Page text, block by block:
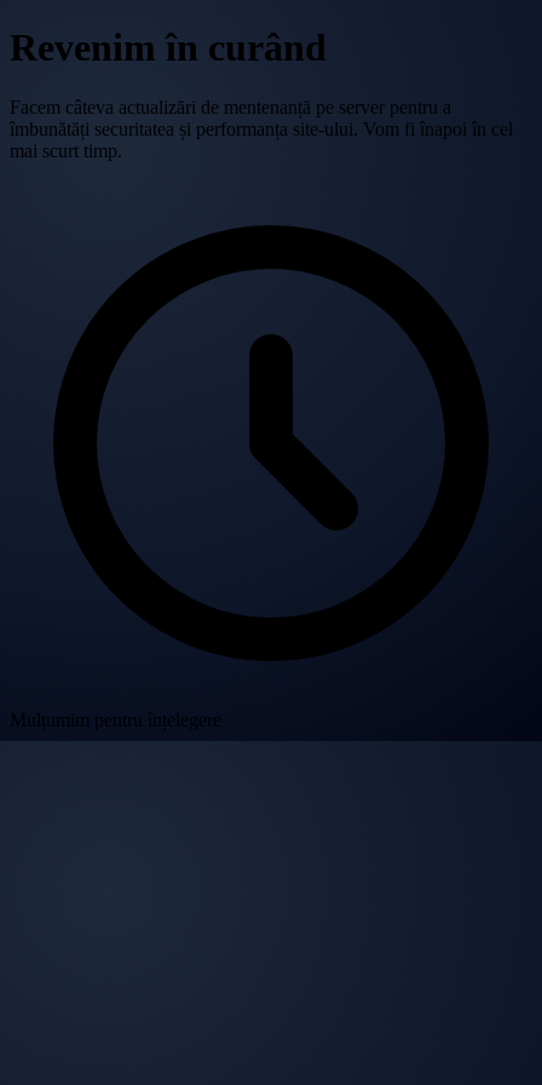
Revenim în curând
Facem câteva actualizări de mentenanță pe server pentru a
îmbunătăți securitatea și performanța site-ului. Vom fi înapoi în cel
mai scurt timp.
Mulțumim pentru înțelegere